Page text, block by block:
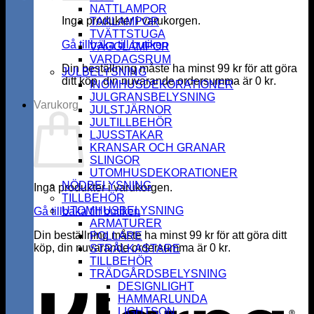
Inga produkter i varukorgen.
Gå tillbaka till butiken
Din beställning måste ha minst99 kr för att göra
ditt köp, din nuvarande ordersumma är 0 kr.
Varukorg
Inga produkter i varukorgen.
Gå tillbaka till butiken
Din beställning måste ha minst99 kr för att göra ditt
köp, din nuvarande ordersumma är 0 kr.
NATTLAMPOR
TAKLAMPOR
TVÄTTSTUGA
VÄGGLAMPOR
VARDAGSRUM
JULBELYSNING
INOMHUSDEKORATIONER
JULGRANSBELYSNING
JULSTJÄRNOR
JULTILLBEHÖR
LJUSSTAKAR
KRANSAR OCH GRANAR
SLINGOR
UTOMHUSDEKORATIONER
NÖDBELYSNING
TILLBEHÖR
UTOMHUSBELYSNING
ARMATURER
POLLARE
STRÅLKASTARE
TILLBEHÖR
TRÄDGÅRDSBELYSNING
DESIGNLIGHT
HAMMARLUNDA
LIGHTSON